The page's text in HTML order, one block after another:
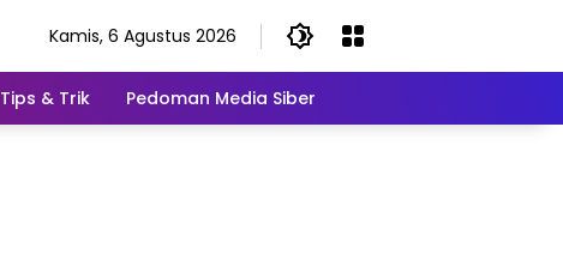
Kamis, 6 Agustus 2026
Tips & Trik Pedoman Media Siber